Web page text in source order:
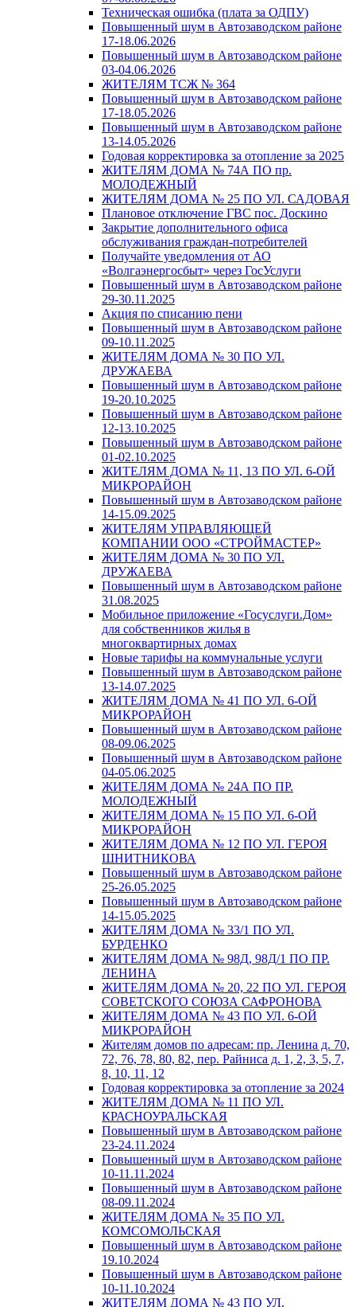
Техническая ошибка (плата за ОДПУ)
Повышенный шум в Автозаводском районе
17-18.06.2026
Повышенный шум в Автозаводском районе
03-04.06.2026
ЖИТЕЛЯМ ТСЖ № 364
Повышенный шум в Автозаводском районе
17-18.05.2026
Повышенный шум в Автозаводском районе
13-14.05.2026
Годовая корректировка за отопление за 2025
ЖИТЕЛЯМ ДОМА № 74А ПО пр.
МОЛОДЕЖНЫЙ
ЖИТЕЛЯМ ДОМА № 25 ПО УЛ. САДОВАЯ
Плановое отключение ГВС пос. Доскино
Закрытие дополнительного офиса
обслуживания граждан-потребителей
Получайте уведомления от АО
«Волгаэнергосбыт» через ГосУслуги
Повышенный шум в Автозаводском районе
29-30.11.2025
Акция по списанию пени
Повышенный шум в Автозаводском районе
09-10.11.2025
ЖИТЕЛЯМ ДОМА № 30 ПО УЛ.
ДРУЖАЕВА
Повышенный шум в Автозаводском районе
19-20.10.2025
Повышенный шум в Автозаводском районе
12-13.10.2025
Повышенный шум в Автозаводском районе
01-02.10.2025
ЖИТЕЛЯМ ДОМА № 11, 13 ПО УЛ. 6-ОЙ
МИКРОРАЙОН
Повышенный шум в Автозаводском районе
14-15.09.2025
ЖИТЕЛЯМ УПРАВЛЯЮЩЕЙ
КОМПАНИИ ООО «СТРОЙМАСТЕР»
ЖИТЕЛЯМ ДОМА № 30 ПО УЛ.
ДРУЖАЕВА
Повышенный шум в Автозаводском районе
31.08.2025
Мобильное приложение «Госуслуги.Дом»
для собственников жилья в
многоквартирных домах
Новые тарифы на коммунальные услуги
Повышенный шум в Автозаводском районе
13-14.07.2025
ЖИТЕЛЯМ ДОМА № 41 ПО УЛ. 6-ОЙ
МИКРОРАЙОН
Повышенный шум в Автозаводском районе
08-09.06.2025
Повышенный шум в Автозаводском районе
04-05.06.2025
ЖИТЕЛЯМ ДОМА № 24А ПО ПР.
МОЛОДЕЖНЫЙ
ЖИТЕЛЯМ ДОМА № 15 ПО УЛ. 6-ОЙ
МИКРОРАЙОН
ЖИТЕЛЯМ ДОМА № 12 ПО УЛ. ГЕРОЯ
ШНИТНИКОВА
Повышенный шум в Автозаводском районе
25-26.05.2025
Повышенный шум в Автозаводском районе
14-15.05.2025
ЖИТЕЛЯМ ДОМА № 33/1 ПО УЛ.
БУРДЕНКО
ЖИТЕЛЯМ ДОМА № 98Д, 98Д/1 ПО ПР.
ЛЕНИНА
ЖИТЕЛЯМ ДОМА № 20, 22 ПО УЛ. ГЕРОЯ
СОВЕТСКОГО СОЮЗА САФРОНОВА
ЖИТЕЛЯМ ДОМА № 43 ПО УЛ. 6-ОЙ
МИКРОРАЙОН
Жителям домов по адресам: пр. Ленина д. 70,
72, 76, 78, 80, 82, пер. Райниса д. 1, 2, 3, 5, 7,
8, 10, 11, 12
Годовая корректировка за отопление за 2024
ЖИТЕЛЯМ ДОМА № 11 ПО УЛ.
КРАСНОУРАЛЬСКАЯ
Повышенный шум в Автозаводском районе
23-24.11.2024
Повышенный шум в Автозаводском районе
10-11.11.2024
Повышенный шум в Автозаводском районе
08-09.11.2024
ЖИТЕЛЯМ ДОМА № 35 ПО УЛ.
КОМСОМОЛЬСКАЯ
Повышенный шум в Автозаводском районе
19.10.2024
Повышенный шум в Автозаводском районе
10-11.10.2024
ЖИТЕЛЯМ ДОМА № 43 ПО УЛ.